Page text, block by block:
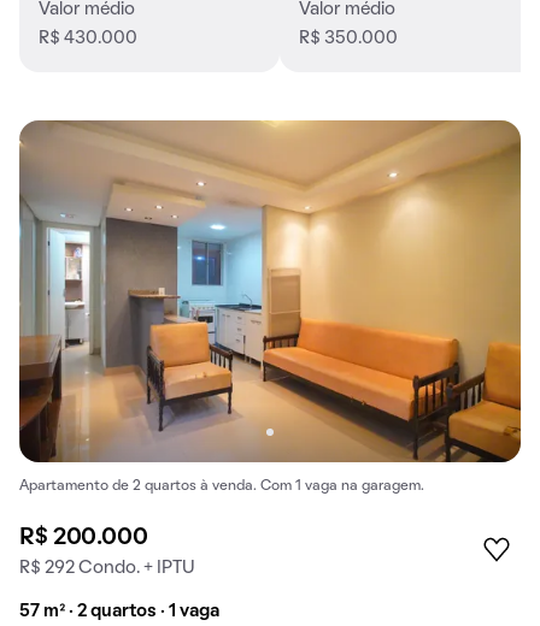
Valor médio
R$ 430.000
Valor médio
R$ 350.000
Apartamento de 2 quartos à venda. Com 1 vaga na garagem.
R$ 200.000
R$ 292 Condo. + IPTU
57 m² · 2 quartos · 1 vaga